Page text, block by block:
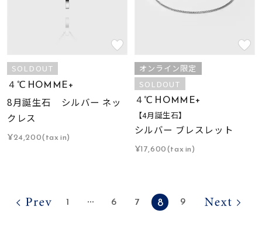
SOLDOUT
４℃ HOMME+
8月誕生石 シルバー ネッ
クレス
¥24,200(tax in)
オンライン限定
SOLDOUT
４℃ HOMME+
【4月誕生石】
シルバー ブレスレット
¥17,600(tax in)
1 ⋯ 6 7 8 9